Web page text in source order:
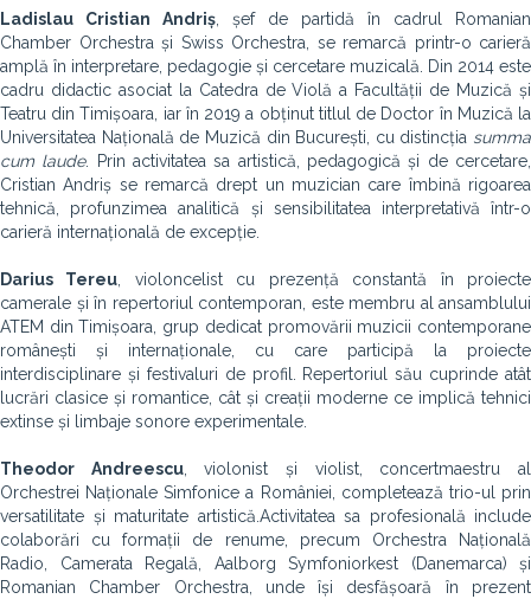
Ladislau Cristian Andriș , șef de partidă în cadrul Romanian
Chamber Orchestra și Swiss Orchestra, se remarcă printr-o carieră
amplă în interpretare, pedagogie și cercetare muzicală. Din 2014 este
cadru didactic asociat la Catedra de Violă a Facultății de Muzică și
Teatru din Timișoara, iar în 2019 a obținut titlul de Doctor în Muzică la
Universitatea Națională de Muzică din București, cu distincția summa
cum laude. Prin activitatea sa artistică, pedagogică și de cercetare,
Cristian Andriș se remarcă drept un muzician care îmbină rigoarea
tehnică, profunzimea analitică și sensibilitatea interpretativă într-o
carieră internațională de excepție.
Darius Tereu , violoncelist cu prezență constantă în proiecte
camerale și în repertoriul contemporan, este membru al ansamblului
ATEM din Timișoara, grup dedicat promovării muzicii contemporane
românești și internaționale, cu care participă la proiecte
interdisciplinare și festivaluri de profil. Repertoriul său cuprinde atât
lucrări clasice și romantice, cât și creații moderne ce implică tehnici
extinse și limbaje sonore experimentale.
Theodor Andreescu, violonist și violist, concertmaestru al
Orchestrei Naționale Simfonice a României, completează trio-ul prin
versatilitate și maturitate artistică.Activitatea sa profesională include
colaborări cu formații de renume, precum Orchestra Națională
Radio, Camerata Regală, Aalborg Symfoniorkest (Danemarca) și
Romanian Chamber Orchestra, unde își desfășoară în prezent